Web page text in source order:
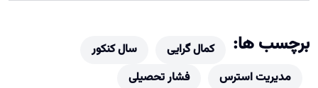
برچسب ها: کمال گرایی
سال کنکور
مدیریت استرس
فشار تحصیلی